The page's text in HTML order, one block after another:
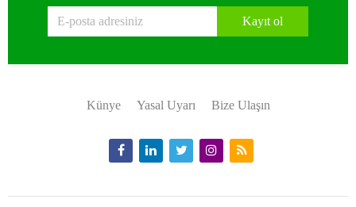
Kayıt ol
Künye Yasal Uyarı Bize Ulaşın